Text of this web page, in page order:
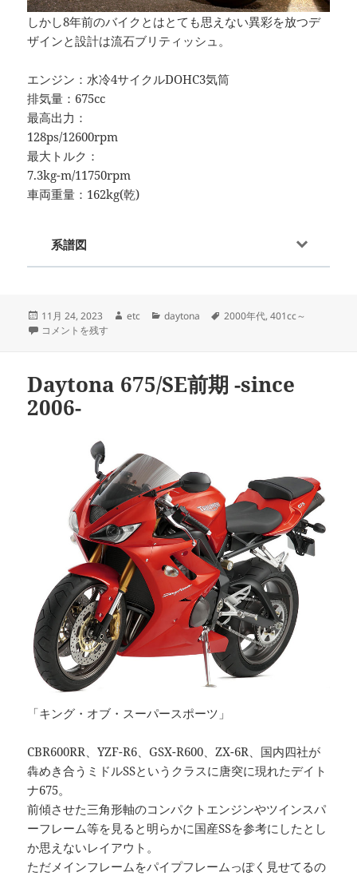
しかし8年前のバイクとはとても思えない異彩を放つデ
ザインと設計は流石ブリティッシュ。
エンジン：水冷4サイクルDOHC3気筒
排気量：675cc
最高出力：
128ps/12600rpm
最大トルク：
7.3kg-m/11750rpm
車両重量：162kg(乾)
系譜図
投
稿
11月 24, 2023
作
etc
カ
daytona
タ
2000年代,401cc～
Daytona 675/SE/R後期 -since 2009- に
コメントを残す
Daytona 675/SE前期 -since
2006-
「キング・オブ・スーパースポーツ」
CBR600RR、YZF-R6、GSX-R600、ZX-6R、国内四社が
犇めき合うミドルSSというクラスに唐突に現れたデイト
ナ675。
前傾させた三角形軸のコンパクトエンジンやツインスパ
ーフレーム等を見ると明らかに国産SSを参考にしたとし
か思えないレイアウト。
ただメインフレームをパイプフレームっぽく見せてるの